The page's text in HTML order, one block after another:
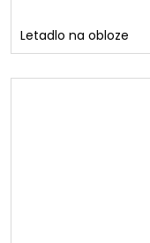
Myška ve sklenici
Letadlo na obloze